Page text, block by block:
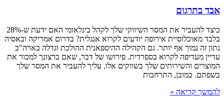
אבד בתרגום
כיצד להעביר את המסר השיווקי שלך לקהל בינלאומי האם ידעת ש-28%
בלבד מאוכלוסיית אירופה יודעים לקרוא אנגלית? בדרום אמריקה ובאסיה
נתון זה נמוך אף יותר. גם הקהילה ההיספאנית ההולכת וגדלה בארה"ב
עדיין מעדיפה לקרוא בספרדית. פירושו של דבר, שאם ברצונך למכור את
המוצרים והשירותים שלך בשווקים אלו, עליך להעביר את המסר שלך
בשפתם. כמובן, התרחבות
להמשך קריאה »